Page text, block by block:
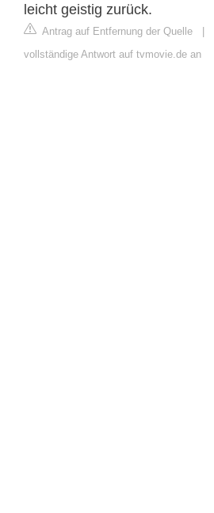
leicht geistig zurück.
Antrag auf Entfernung der Quelle |
vollständige Antwort auf tvmovie.de an